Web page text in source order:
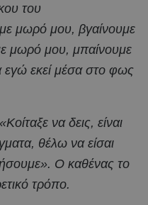
του
μωρό μου, βγαίνουμε
μωρό μου, μπαίνουμε
εκεί μέσα στο φως
να δεις, είναι
θέλω να είσαι
Ο καθένας το
τρόπο.